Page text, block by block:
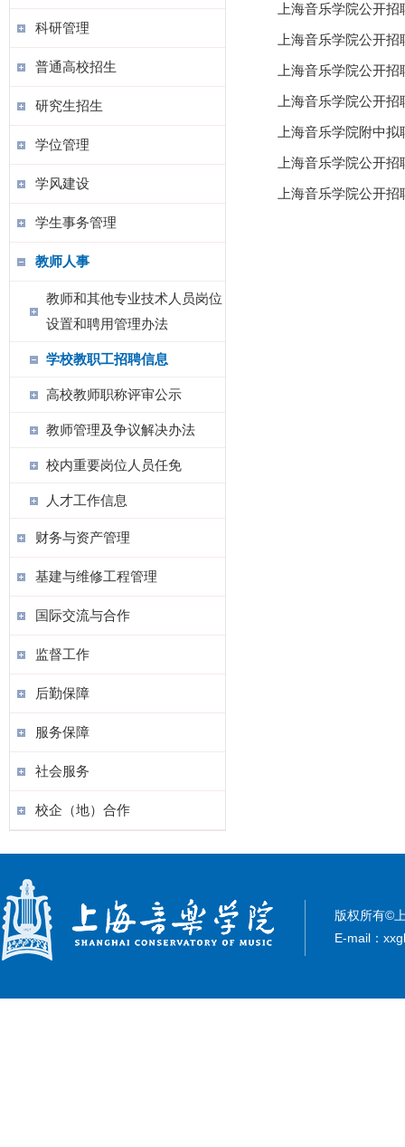
科研管理
普通高校招生
研究生招生
学位管理
学风建设
学生事务管理
教师人事
教师和其他专业技术人员岗位
设置和聘用管理办法
学校教职工招聘信息
高校教师职称评审公示
教师管理及争议解决办法
校内重要岗位人员任免
人才工作信息
财务与资产管理
基建与维修工程管理
国际交流与合作
监督工作
后勤保障
服务保障
社会服务
校企（地）合作
上海音乐学院公开
上海音乐学院公开
上海音乐学院公开
上海音乐学院公开
上海音乐学院附中
上海音乐学院公开
上海音乐学院公开
版权所有©
E-mail：